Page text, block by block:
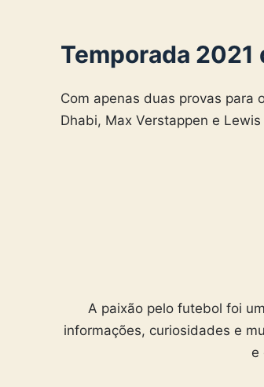
Temporada 2021
Com apenas duas provas para
Dhabi, Max Verstappen e
A paixão pelo futebol foi
informações, curiosidades e
e